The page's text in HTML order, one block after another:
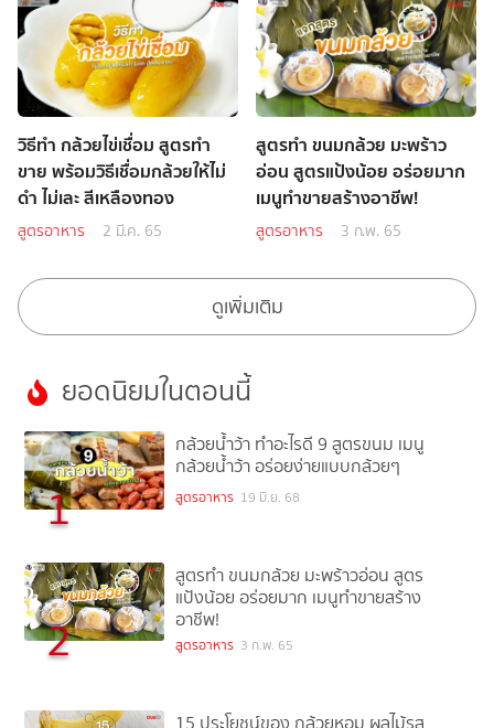
วิธีทำ กล้วยไข่เชื่อม สูตรทำ
ขาย พร้อมวิธีเชื่อมกล้วยให้ไม่
ดำ ไม่เละ สีเหลืองทอง
สูตรอาหาร 2 มี.ค. 65
สูตรทำ ขนมกล้วย มะพร้าว
อ่อน สูตรแป้งน้อย อร่อยมาก
เมนูทำขายสร้างอาชีพ!
สูตรอาหาร 3 ก.พ. 65
ดูเพิ่มเติม
ยอดนิยมในตอนนี้
1
กล้วยน้ำว้า ทำอะไรดี 9 สูตรขนม เมนู
กล้วยน้ำว้า อร่อยง่ายแบบกล้วยๆ
สูตรอาหาร 19 มิ.ย. 68
2
สูตรทำ ขนมกล้วย มะพร้าวอ่อน สูตร
แป้งน้อย อร่อยมาก เมนูทำขายสร้าง
อาชีพ!
สูตรอาหาร 3 ก.พ. 65